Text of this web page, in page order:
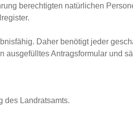
berechtigten natürlichen
Daher benötigt jeder
Antragsformular und
des Landratsamts.